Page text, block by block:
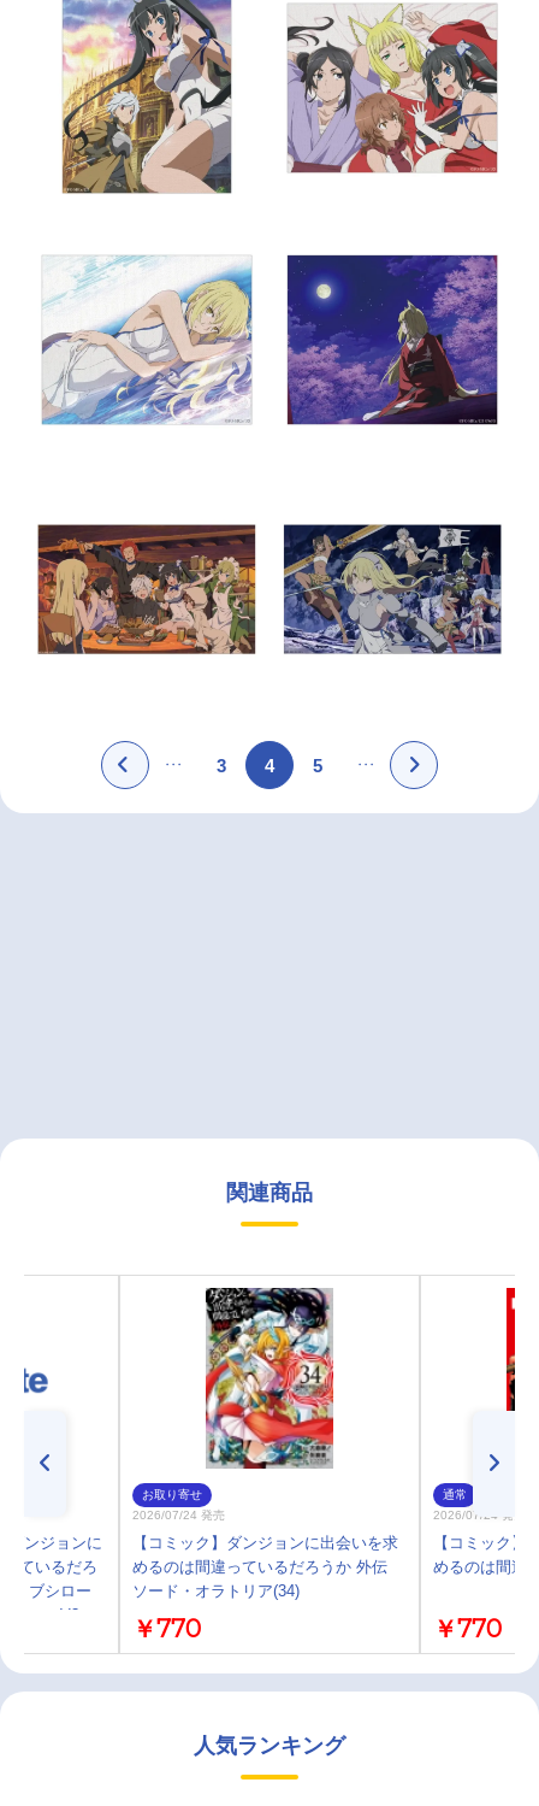
3 4 5
関連商品
ダンジョンに
ているだろ
ル ブシロー
ション V3
お取り寄せ
2026/07/24 発売
【コミック】ダンジョンに出会いを求
めるのは間違っているだろうか 外伝
ソード・オラトリア(34)
￥770
通常
2026/07/24 発売
【コミック】
めるのは間違
￥770
人気ランキング